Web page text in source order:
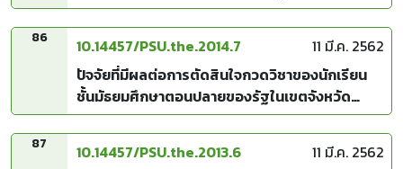
86 10.14457/PSU.the.2014.7
11 มี.ค. 2562
ปัจจัยที่มีผลต่อการตัดสินใจกวดวิชาของนักเรียน
ชั้นมัธยมศึกษาตอนปลายของรัฐในเขตจังหวัด
สงขลา
87 10.14457/PSU.the.2013.6
11 มี.ค. 2562